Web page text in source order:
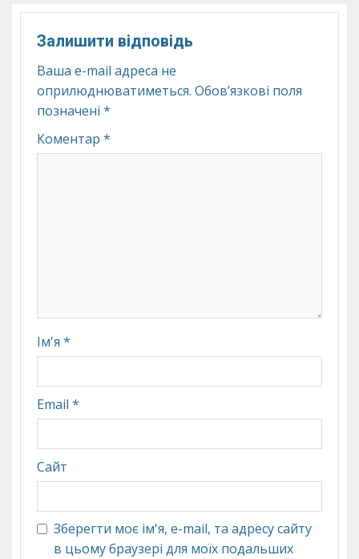
Залишити відповідь
Ваша e-mail адреса не
оприлюднюватиметься. Обов’язкові поля
позначені *
Коментар *
Ім'я *
Email *
Сайт
Зберегти моє ім'я, e-mail, та адресу сайту
в цьому браузері для моїх подальших